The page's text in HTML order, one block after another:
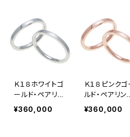
Ｋ１８ホワイトゴ
ールド・ペアリン
グ・２ｍｍ幅・平
打ちリング
¥360,000
Ｋ１８ピンクゴ
ルド・ペアリン
グ・２ｍｍ幅・
打ちリング
¥360,000